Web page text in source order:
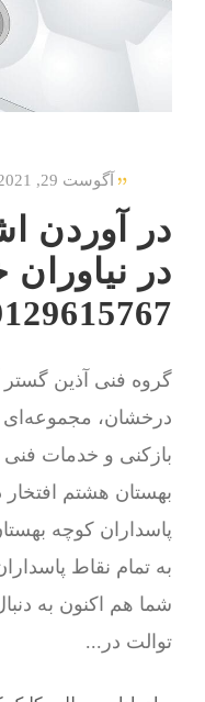
آگوست 29, 2021
در آوردن
در نیاوران
درخشان، مجموعه‌ای
بازکنی و خدمات فنی
بهستان هشتم
پاسداران کوچه
به تمام نقاط
شما هم اکنون به
توالت در...